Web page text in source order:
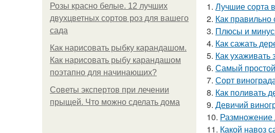
Розы красно белые. 12 лучших
двухцветных сортов роз для вашего
сада
Как нарисовать рыбку карандашом.
Как нарисовать рыбу карандашом
поэтапно для начинающих?
Советы экспертов при лечении
прыщей. Что можно сделать дома
1. Лучшие сорта
2. Как правильно
3. Плюсы и
4. Как сажать
5. Как
6. Самый
7. Сорт
8. Как поливать
9. Девичий
10. Размножение
11. Какой навоз